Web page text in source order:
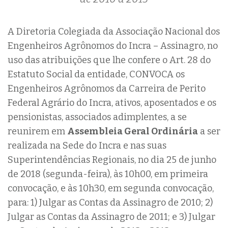
A Diretoria Colegiada da Associação Nacional dos
Engenheiros Agrônomos do Incra – Assinagro, no
uso das atribuições que lhe confere o Art. 28 do
Estatuto Social da entidade, CONVOCA os
Engenheiros Agrônomos da Carreira de Perito
Federal Agrário do Incra, ativos, aposentados e os
pensionistas, associados adimplentes, a se
reunirem em Assembleia Geral Ordinária a ser
realizada na Sede do Incra e nas suas
Superintendências Regionais, no dia 25 de junho
de 2018 (segunda-feira), às 10h00, em primeira
convocação, e às 10h30, em segunda convocação,
para: 1) Julgar as Contas da Assinagro de 2010; 2)
Julgar as Contas da Assinagro de 2011; e 3) Julgar